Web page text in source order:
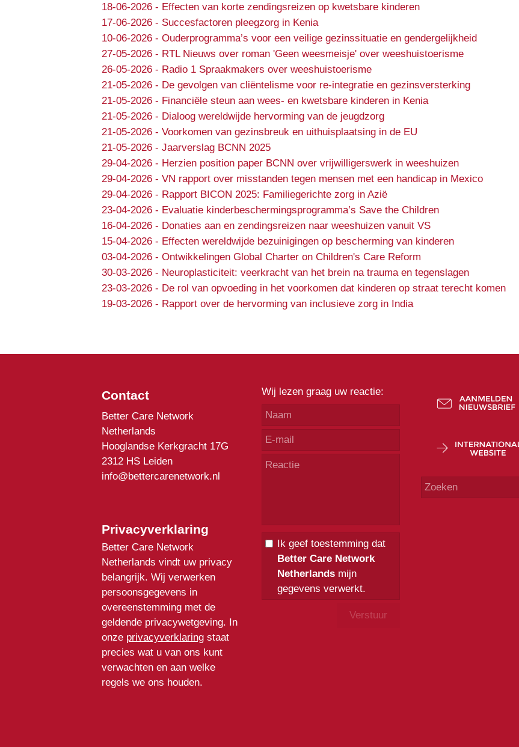
18-06-2026- Effecten van korte zendingsreizen op kwetsbare kinderen
17-06-2026- Succesfactoren pleegzorg in Kenia
10-06-2026- Ouderprogramma’s voor een veilige gezinssituatie en gendergelijkheid
27-05-2026- RTL Nieuws over roman 'Geen weesmeisje' over weeshuistoerisme
26-05-2026- Radio 1 Spraakmakers over weeshuistoerisme
21-05-2026- De gevolgen van cliëntelisme voor re-integratie en gezinsversterking
21-05-2026- Financiële steun aan wees- en kwetsbare kinderen in Kenia
21-05-2026- Dialoog wereldwijde hervorming van de jeugdzorg
21-05-2026- Voorkomen van gezinsbreuk en uithuisplaatsing in de EU
21-05-2026- Jaarverslag BCNN 2025
29-04-2026- Herzien position paper BCNN over vrijwilligerswerk in weeshuizen
29-04-2026- VN rapport over misstanden tegen mensen met een handicap in Mexico
29-04-2026- Rapport BICON 2025: Familiegerichte zorg in Azië
23-04-2026- Evaluatie kinderbeschermingsprogramma’s Save the Children
16-04-2026- Donaties aan en zendingsreizen naar weeshuizen vanuit VS
15-04-2026- Effecten wereldwijde bezuinigingen op bescherming van kinderen
03-04-2026- Ontwikkelingen Global Charter on Children's Care Reform
30-03-2026- Neuroplasticiteit: veerkracht van het brein na trauma en tegenslagen
23-03-2026- De rol van opvoeding in het voorkomen dat kinderen op straat terecht komen
19-03-2026- Rapport over de hervorming van inclusieve zorg in India
Contact
Better Care Network
Netherlands
Hooglandse Kerkgracht 17G
2312 HS Leiden
info@bettercarenetwork.nl
Privacyverklaring
Better Care Network
Netherlands vindt uw privacy
belangrijk. Wij verwerken
persoonsgegevens in
overeenstemming met de
geldende privacywetgeving. In
onze privacyverklaringstaat
precies wat u van ons kunt
verwachten en aan welke
regels we ons houden.
Wij lezen graag uw reactie:
Ik geef toestemming dat
Better Care Network
Netherlandsmijn
gegevens verwerkt.